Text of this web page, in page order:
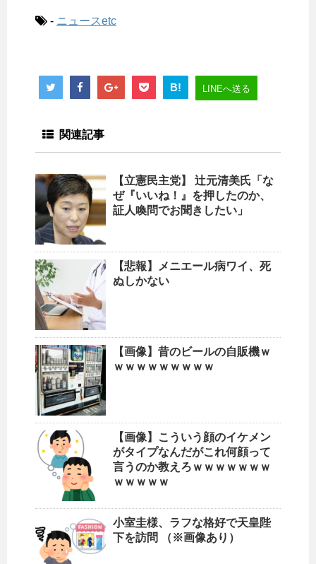
- ニュースetc
B! LINEへ送る
関連記事
【立憲民主党】 辻元清美氏「な
ぜ『いいね！』を押したのか、
証人喚問でお聞きしたい」
【悲報】メニエール病ワイ、死
ぬしかない
【画像】昔のビールの自販機ｗ
ｗｗｗｗｗｗｗｗｗ
【画像】こういう顔のイケメン
がタイプなんだがこれ何顔って
言うのか教えろｗｗｗｗｗｗｗ
ｗｗｗｗｗ
小室圭様、ラフな格好で天皇陛
下を訪問 （※画像あり）